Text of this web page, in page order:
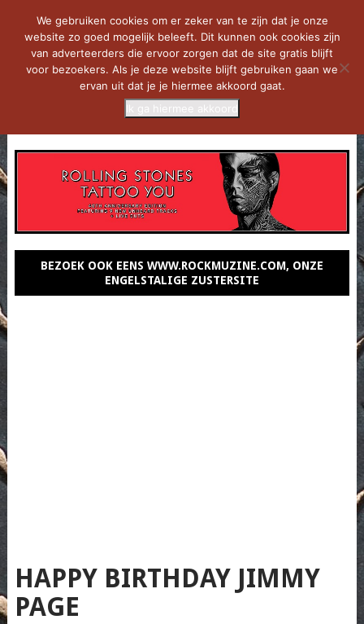
BEZOEK OOK EENS WWW.ROCKMUZINE.COM, ONZE
ENGELSTALIGE ZUSTERSITE
HAPPY BIRTHDAY JIMMY
PAGE
We gebruiken cookies om er zeker van te zijn dat je onze
website zo goed mogelijk beleeft. Dit kunnen ook cookies zijn
van adverteerders die ervoor zorgen dat de site gratis blijft
voor bezoekers. Als je deze website blijft gebruiken gaan we
ervan uit dat je je hiermee akkoord gaat.
Ik ga hiermee akkoord